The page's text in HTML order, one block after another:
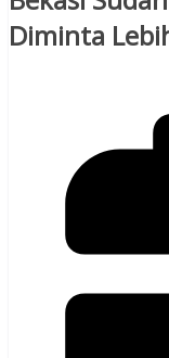
Diminta